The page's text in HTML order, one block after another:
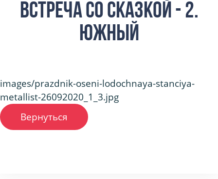
Встреча со сказкой - 2.
Южный
images/prazdnik-oseni-lodochnaya-stanciya-
metallist-26092020_1_3.jpg
Вернуться